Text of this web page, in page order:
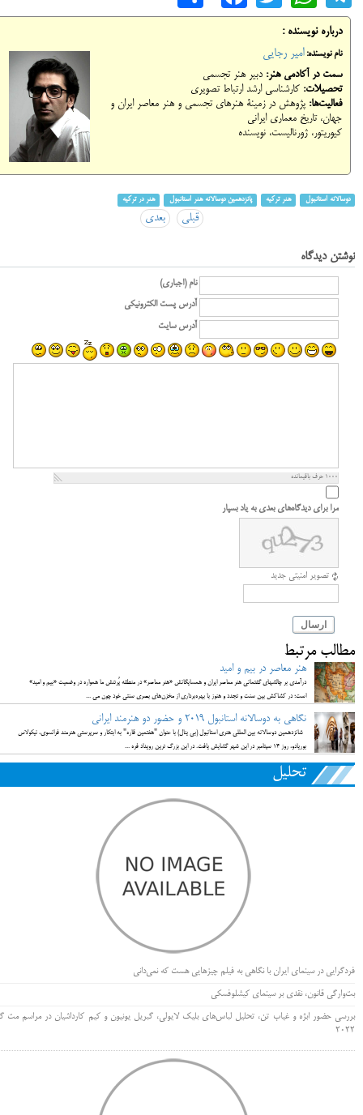
درباره نویسنده :
نام نویسنده: امیر رجایی
سمت در آکادمی هنر: دبیر هنر تجسمی
تحصیلات: کارشناسی ارشد ارتباط تصویری
فعالیت‌ها: پژوهش در زمینۀ هنرهای تجسمی و هنر معاصر ایران و
جهان، تاریخ معماری ایرانی
کیوریتور، ژورنالیست، نویسنده
دوسالانه استانبول هنر ترکیه پانزدهمین دوسالانه هنر استانبول هنر در ترکیه
قبلی بعدی
نوشتن دیدگاه
نام (اجباری)
آدرس پست الکترونیکی
آدرس سایت
1000 حرف باقیمانده
مرا برای دیدگاه‌های بعدی به یاد بسپار
تصویر امنیتی جدید
ارسال
مطالب مرتبط
هنر معاصر در بیم و امید
درآمدی بر چالشهای گفتمانی هنر معاصر ایران و همسایگانش «هنر معاصر» در منطقه پُرتنش ما همواره در وضعیت «بیم و امید»
است؛ در کشاکش بین سنت و تجدد و هنوز با بهره‌برداری از مخزن‌های بصری سنتی خود چون می ...
نگاهی به دوسالانه استانبول 2019 و حضور دو هنرمند ایرانی
شانزدهمین دوسالانه بین المللی هنری استانبول (بی ینال) با عنوان "هفتمین قاره" به ابتکار و سرپرستی هنرمند فرانسوی، نیکولاس
بوریادو، روز ۱۴ سپتامبر در این شهر گشایش یافت. در این بزرگ ترین رویداد فره ...
تحلیل
فردگرایی در سینمای ایران با نگاهی به فیلم چیزهایی هست که نمی‌دانی
بت‌وارگی قانون، نقدی بر سینمای کیشلوفسکی
بررسی حضور ابژه و غیاب تن، تحلیل لباس‌های بلیک لایولی، گبریل یونیون و کیم کارداشیان در مراسم مت
۲۰۲۲